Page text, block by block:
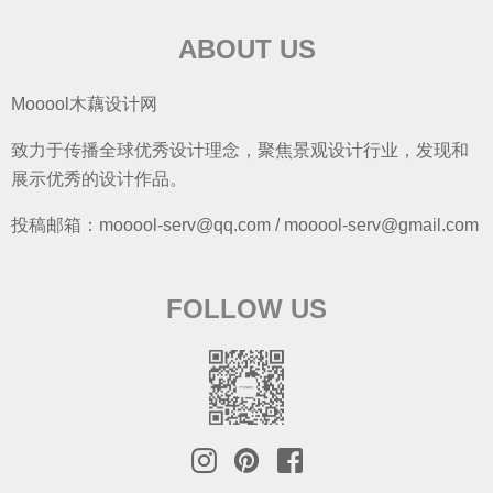
ABOUT US
Mooool木藕设计网
致力于传播全球优秀设计理念，聚焦景观设计行业，发现和
展示优秀的设计作品。
投稿邮箱：mooool-serv@qq.com / mooool-serv@gmail.com
FOLLOW US